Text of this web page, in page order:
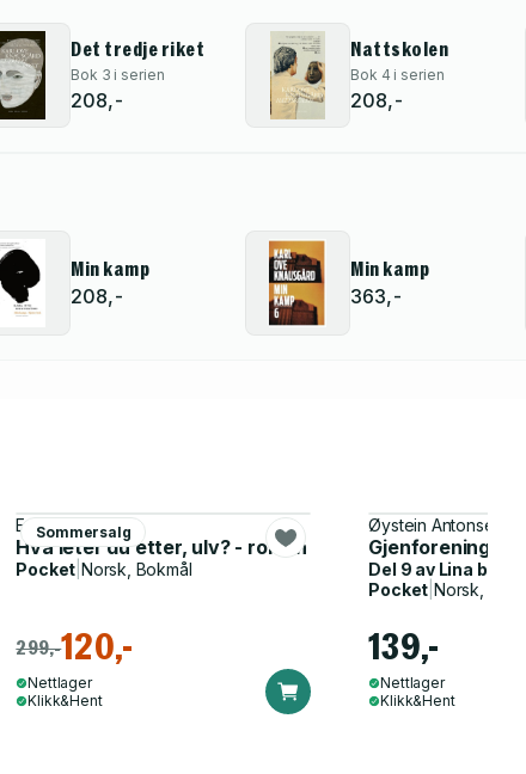
Det tredje riket
Bok 3 i serien
208,-
Nattskolen
Bok 4 i serien
208,-
Min kamp
208,-
Min kamp
363,-
Sommersalg
Eva Vezjnavets
Hva leter du etter, ulv? - roman
Pocket Norsk, Bokmål
299,-120,-
Nettlager
Klikk&Hent
Øystein Antonsen
Gjenforeningen
Del 9 av Lina
Pocket |Norsk,
139,-
Nettlager
Klikk&Hent